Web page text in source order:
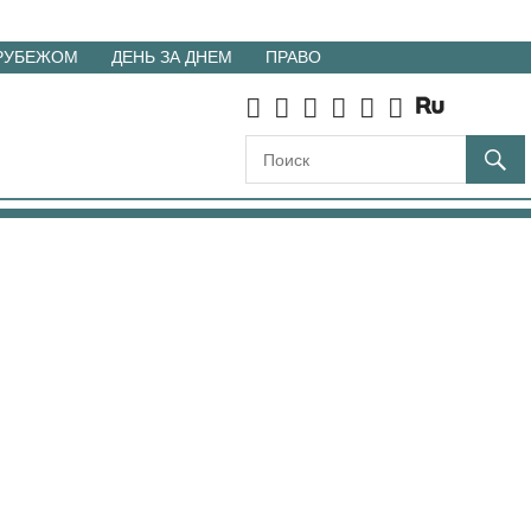
ДЕНЬ ЗА ДНЕМ ПРАВО